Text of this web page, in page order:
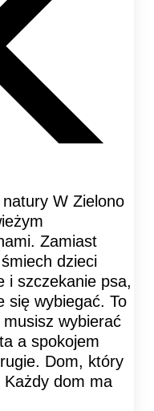
W Zielono
Zamiast
dzieci
i szczekanie psa,
się wybiegać. To
wybierać
a spokojem
Dom, który
dom ma